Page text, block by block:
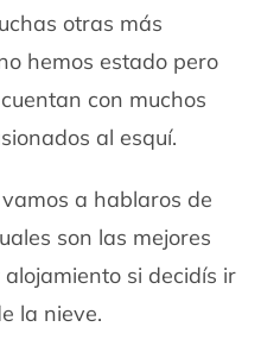
otras más
hemos estado pero
con muchos
al esquí.
a hablaros de
son las mejores
si decidís ir
la nieve.